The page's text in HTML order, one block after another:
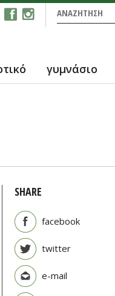
Φόρμα
Αναζήτηση
γυμνάσιο
SHARE
facebook
twitter
e-mail